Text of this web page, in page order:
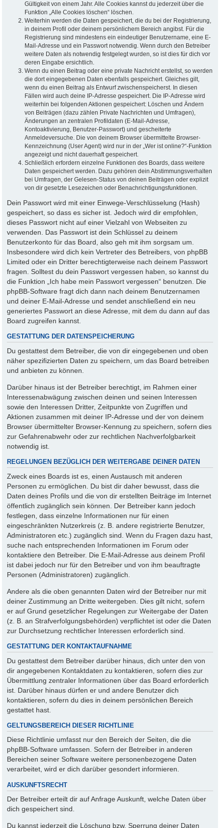
Gültigkeit von einem Jahr. Alle Cookies kannst du jederzeit über die
Funktion „Alle Cookies löschen“ löschen.
Weiterhin werden die Daten gespeichert, die du bei der Registrierung,
in deinem Profil oder deinem persönlichem Bereich angibst. Für die
Registrierung sind mindestens ein eindeutiger Benutzername, eine E-
Mail-Adresse und ein Passwort notwendig. Wenn durch den Betreiber
weitere Daten als notwendig festgelegt wurden, so ist dies für dich vor
deren Eingabe ersichtlich.
Wenn du einen Beitrag oder eine private Nachricht erstellst, so werden
die dort eingegebenen Daten ebenfalls gespeichert. Gleiches gilt,
wenn du einen Beitrag als Entwurf zwischenspeicherst. In diesen
Fällen wird auch deine IP-Adresse gespeichert. Die IP-Adresse wird
weiterhin bei folgenden Aktionen gespeichert: Löschen und Ändern
von Beiträgen (dazu zählen Private Nachrichten und Umfragen),
Änderungen an zentralen Profildaten (E-Mail-Adresse,
Kontoaktivierung, Benutzer-Passwort) und gescheiterte
Anmeldeversuche. Die von deinem Browser übermittelte Browser-
Kennzeichnung (User Agent) wird nur in der „Wer ist online?“-Funktion
angezeigt und nicht dauerhaft gespeichert.
Schließlich erfordern einzelne Funktionen des Boards, dass weitere
Daten gespeichert werden. Dazu gehören dein Abstimmungsverhalten
bei Umfragen, der Gelesen-Status von deinen Beiträgen oder explizit
von dir gesetzte Lesezeichen oder Benachrichtigungsfunktionen.
Dein Passwort wird mit einer Einwege-Verschlüsselung (Hash)
gespeichert, so dass es sicher ist. Jedoch wird dir empfohlen,
dieses Passwort nicht auf einer Vielzahl von Webseiten zu
verwenden. Das Passwort ist dein Schlüssel zu deinem
Benutzerkonto für das Board, also geh mit ihm sorgsam um.
Insbesondere wird dich kein Vertreter des Betreibers, von phpBB
Limited oder ein Dritter berechtigterweise nach deinem Passwort
fragen. Solltest du dein Passwort vergessen haben, so kannst du
die Funktion „Ich habe mein Passwort vergessen“ benutzen. Die
phpBB-Software fragt dich dann nach deinem Benutzernamen
und deiner E-Mail-Adresse und sendet anschließend ein neu
generiertes Passwort an diese Adresse, mit dem du dann auf das
Board zugreifen kannst.
GESTATTUNG DER DATENSPEICHERUNG
Du gestattest dem Betreiber, die von dir eingegebenen und oben
näher spezifizierten Daten zu speichern, um das Board betreiben
und anbieten zu können.
Darüber hinaus ist der Betreiber berechtigt, im Rahmen einer
Interessenabwägung zwischen deinen und seinen Interessen
sowie den Interessen Dritter, Zeitpunkte von Zugriffen und
Aktionen zusammen mit deiner IP-Adresse und der von deinem
Browser übermittelter Browser-Kennung zu speichern, sofern dies
zur Gefahrenabwehr oder zur rechtlichen Nachverfolgbarkeit
notwendig ist.
REGELUNGEN BEZÜGLICH DER WEITERGABE DEINER DATEN
Zweck eines Boards ist es, einen Austausch mit anderen
Personen zu ermöglichen. Du bist dir daher bewusst, dass die
Daten deines Profils und die von dir erstellten Beiträge im Internet
öffentlich zugänglich sein können. Der Betreiber kann jedoch
festlegen, dass einzelne Informationen nur für einen
eingeschränkten Nutzerkreis (z. B. andere registrierte Benutzer,
Administratoren etc.) zugänglich sind. Wenn du Fragen dazu hast,
suche nach entsprechenden Informationen im Forum oder
kontaktiere den Betreiber. Die E-Mail-Adresse aus deinem Profil
ist dabei jedoch nur für den Betreiber und von ihm beauftragte
Personen (Administratoren) zugänglich.
Andere als die oben genannten Daten wird der Betreiber nur mit
deiner Zustimmung an Dritte weitergeben. Dies gilt nicht, sofern
er auf Grund gesetzlicher Regelungen zur Weitergabe der Daten
(z. B. an Strafverfolgungsbehörden) verpflichtet ist oder die Daten
zur Durchsetzung rechtlicher Interessen erforderlich sind.
GESTATTUNG DER KONTAKTAUFNAHME
Du gestattest dem Betreiber darüber hinaus, dich unter den von
dir angegebenen Kontaktdaten zu kontaktieren, sofern dies zur
Übermittlung zentraler Informationen über das Board erforderlich
ist. Darüber hinaus dürfen er und andere Benutzer dich
kontaktieren, sofern du dies in deinem persönlichen Bereich
gestattet hast.
GELTUNGSBEREICH DIESER RICHTLINIE
Diese Richtlinie umfasst nur den Bereich der Seiten, die die
phpBB-Software umfassen. Sofern der Betreiber in anderen
Bereichen seiner Software weitere personenbezogene Daten
verarbeitet, wird er dich darüber gesondert informieren.
AUSKUNFTSRECHT
Der Betreiber erteilt dir auf Anfrage Auskunft, welche Daten über
dich gespeichert sind.
Du kannst jederzeit die Löschung bzw. Sperrung deiner Daten